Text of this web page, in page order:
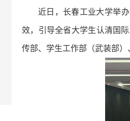
近日，长春工业大学举
效，引导全省大学生认清国
传部、学生工作部（武装部